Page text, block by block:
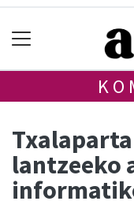
lantzeeko